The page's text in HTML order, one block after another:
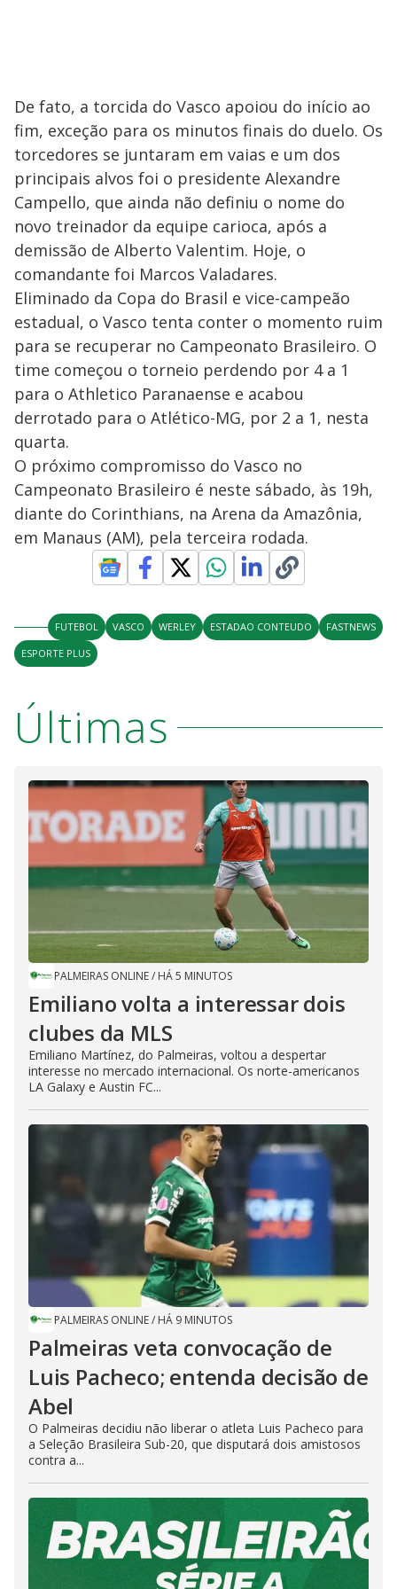
De fato, a torcida do Vasco apoiou do início ao
fim, exceção para os minutos finais do duelo. Os
torcedores se juntaram em vaias e um dos
principais alvos foi o presidente Alexandre
Campello, que ainda não definiu o nome do
novo treinador da equipe carioca, após a
demissão de Alberto Valentim. Hoje, o
comandante foi Marcos Valadares.
Eliminado da Copa do Brasil e vice-campeão
estadual, o Vasco tenta conter o momento ruim
para se recuperar no Campeonato Brasileiro. O
time começou o torneio perdendo por 4 a 1
para o Athletico Paranaense e acabou
derrotado para o Atlético-MG, por 2 a 1, nesta
quarta.
O próximo compromisso do Vasco no
Campeonato Brasileiro é neste sábado, às 19h,
diante do Corinthians, na Arena da Amazônia,
em Manaus (AM), pela terceira rodada.
FUTEBOL VASCO WERLEY ESTADAO CONTEUDO
FASTNEWS
ESPORTE PLUS
Últimas
PALMEIRAS ONLINE/ HÁ 5 MINUTOS
Emiliano volta a interessar dois
clubes da MLS
Emiliano Martínez, do Palmeiras, voltou a despertar
interesse no mercado internacional. Os norte-americanos
LA Galaxy e Austin FC...
PALMEIRAS ONLINE/ HÁ 9 MINUTOS
Palmeiras veta convocação de
Luis Pacheco; entenda decisão de
Abel
O Palmeiras decidiu não liberar o atleta Luis Pacheco para
a Seleção Brasileira Sub-20, que disputará dois amistosos
contra a...